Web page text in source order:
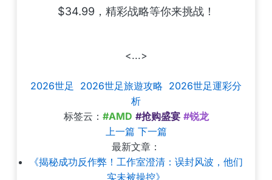
$34.99，精彩战略等你来挑战！
<...>
2026世足 2026世足旅遊攻略 2026世足運彩分
析
标签云： #AMD #抢购盛宴 #锐龙
上一篇 下一篇
最新文章：
《揭秘成功反作弊！工作室澄清：误封风波，他们
实未被操控》